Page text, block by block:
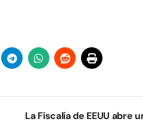
La Fiscalía de EEUU abre